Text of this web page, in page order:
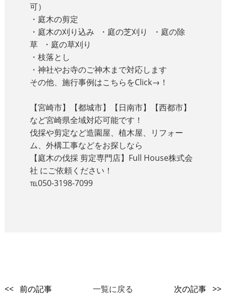
可）
・庭木の剪定
・庭木の刈り込み ・庭の芝刈り ・庭の除
草 ・庭の草刈り
・枝落とし
・神社やお寺のご神木まで対応します
その他、施行事例はこちらをClick→！
【宮崎市】【都城市】【日南市】【西都市】
など宮崎県全域対応可能です！
伐採や剪定など造園屋、植木屋、リフォー
ム、外構工事などをお探しなら
【庭木の伐採 剪定専門店】Full House株式会
社 にご依頼ください！
℡050-3198-7099
<< 前の記事 一覧に戻る 次の記事 >>